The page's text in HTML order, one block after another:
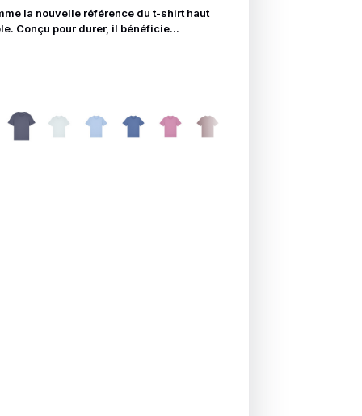
la nouvelle référence du t-shirt haut
Conçu pour durer, il bénéficie...